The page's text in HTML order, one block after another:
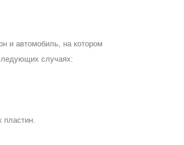
и автомобиль, на котором
случаях: